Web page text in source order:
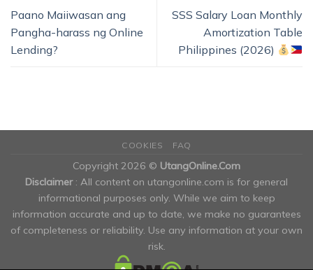
Paano Maiiwasan ang
Pangha-harass ng Online
Lending?
SSS Salary Loan Monthly
Amortization Table
Philippines (2026)
COOKIES FAQ
Copyright 2026 © UtangOnline.Com
Disclaimer : All content on utangonline.com is for general
informational purposes only. While we aim to keep
information accurate and up to date, we make no guarantees
of completeness or reliability. Use any information at your own
risk.